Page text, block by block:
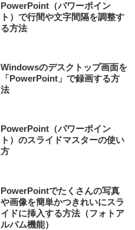
PowerPoint（パワーポイン
ト）で行間や文字間隔を調整す
る方法
Windowsのデスクトップ画面を
「PowerPoint」で録画する方
法
PowerPoint（パワーポイン
ト）のスライドマスターの使い
方
PowerPointでたくさんの写真
や画像を簡単かつきれいにスラ
イドに挿入する方法（フォトア
ルバム機能）